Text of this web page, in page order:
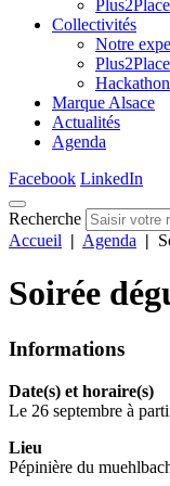
Collectivités
Notre
Marque Alsace
Actualités
Agenda
Facebook LinkedIn
Recherche
Accueil | Agenda |
Soirée
Informations
Date(s) et horaire(s)
Le 26 septembre à
Lieu
Pépinière du